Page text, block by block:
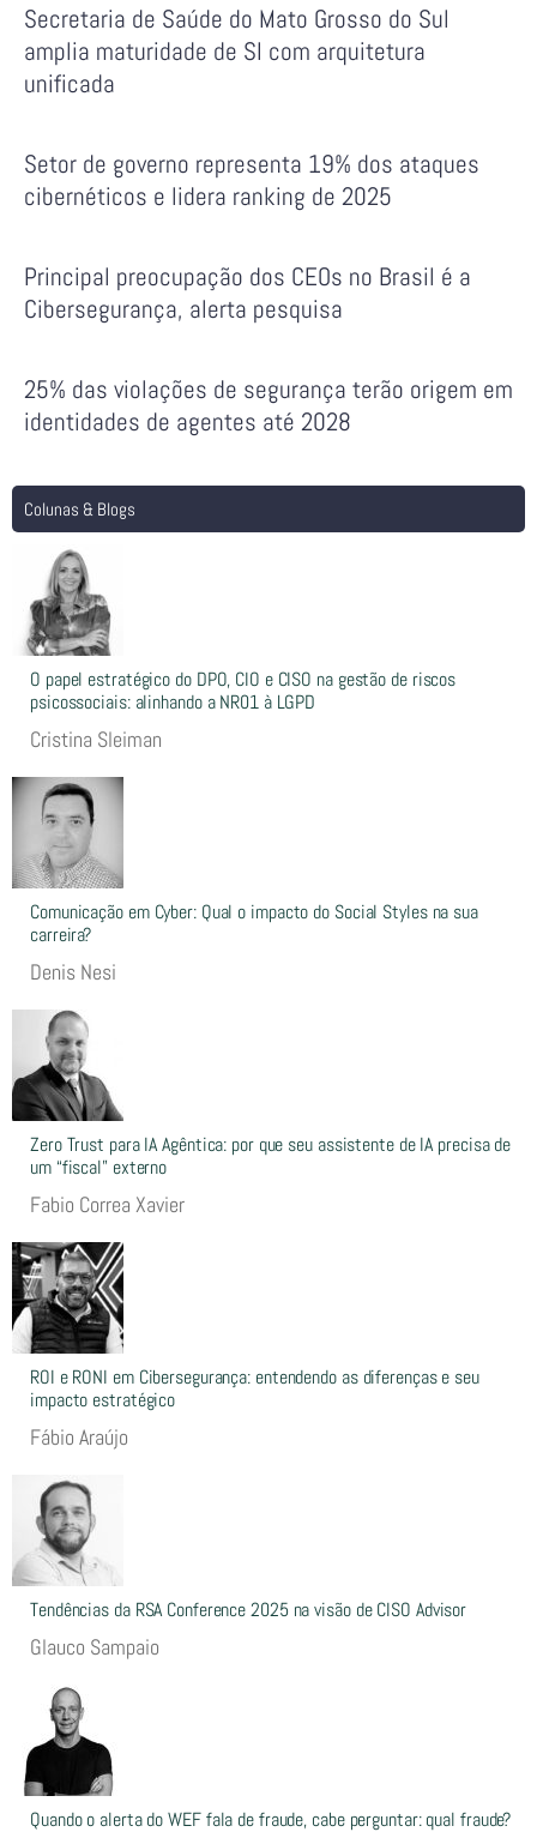
Secretaria de Saúde do Mato Grosso do Sul
amplia maturidade de SI com arquitetura
unificada
Setor de governo representa 19% dos ataques
cibernéticos e lidera ranking de 2025
Principal preocupação dos CEOs no Brasil é a
Cibersegurança, alerta pesquisa
25% das violações de segurança terão origem em
identidades de agentes até 2028
Colunas & Blogs
O papel estratégico do DPO, CIO e CISO na gestão de riscos
psicossociais: alinhando a NR01 à LGPD
Cristina Sleiman
Comunicação em Cyber: Qual o impacto do Social Styles na sua
carreira?
Denis Nesi
Zero Trust para IA Agêntica: por que seu assistente de IA precisa de
um “fiscal” externo
Fabio Correa Xavier
ROI e RONI em Cibersegurança: entendendo as diferenças e seu
impacto estratégico
Fábio Araújo
Tendências da RSA Conference 2025 na visão de CISO Advisor
Glauco Sampaio
Quando o alerta do WEF fala de fraude, cabe perguntar: qual fraude?